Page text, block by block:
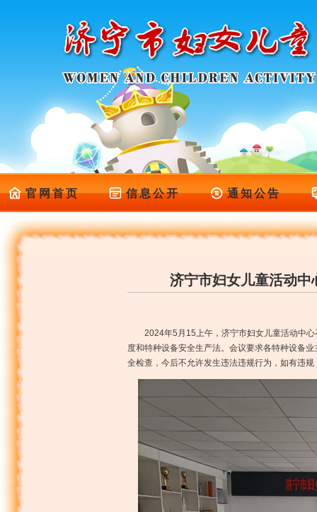
官网首页 信息公开 通知公告
济宁市妇女儿童活动
2024年5月15上午，济宁市妇女儿童活动中
度和特种设备安全生产法。会议要求各特种设备
全检查，今后不允许发生违法违规行为，如有违